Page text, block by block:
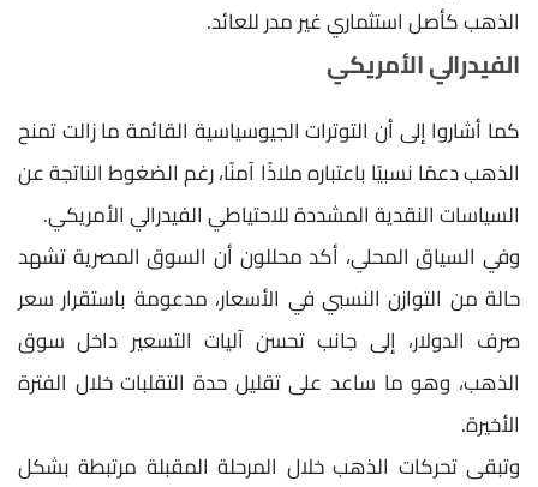
الذهب كأصل استثماري غير مدر للعائد.
الفيدرالي الأمريكي
كما أشاروا إلى أن التوترات الجيوسياسية القائمة ما زالت تمنح
الذهب دعمًا نسبيًا باعتباره ملاذًا آمنًا، رغم الضغوط الناتجة عن
السياسات النقدية المشددة للاحتياطي الفيدرالي الأمريكي.
وفي السياق المحلي، أكد محللون أن السوق المصرية تشهد
حالة من التوازن النسبي في الأسعار، مدعومة باستقرار سعر
صرف الدولار، إلى جانب تحسن آليات التسعير داخل سوق
الذهب، وهو ما ساعد على تقليل حدة التقلبات خلال الفترة
الأخيرة.
وتبقى تحركات الذهب خلال المرحلة المقبلة مرتبطة بشكل